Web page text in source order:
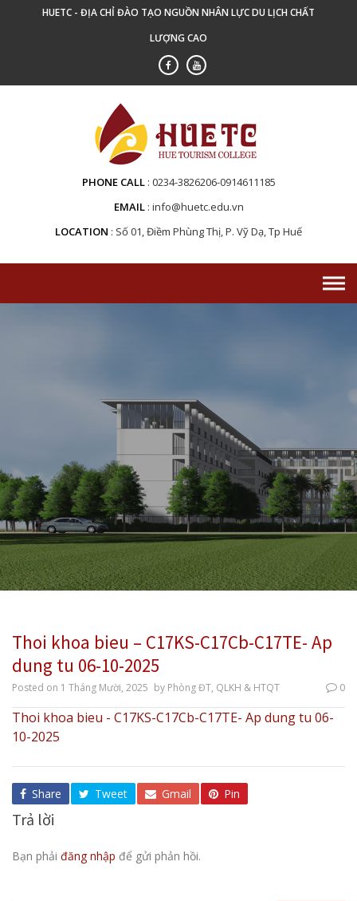
HUETC - ĐỊA CHỈ ĐÀO TẠO NGUỒN NHÂN LỰC DU LỊCH CHẤT
LƯỢNG CAO
PHONE CALL 0234-3826206-0914611185
EMAIL info@huetc.edu.vn
LOCATION
Số 01, Điềm Phùng Thị, P. Vỹ Dạ, Tp Huế
Thoi khoa bieu – C17KS-C17Cb-C17TE- Ap
dung tu 06-10-2025
Posted on 1 Tháng Mười, 2025 by Phòng ĐT, QLKH & HTQT 0
Thoi khoa bieu - C17KS-C17Cb-C17TE- Ap dung tu 06-
10-2025
Share Tweet Gmail Pin
Trả lời
Bạn phải đăng nhập để gửi phản hồi.